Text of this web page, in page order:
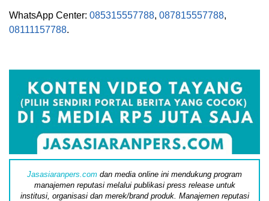
WhatsApp Center: 085315557788, 087815557788,
08111157788.
Jasasiaranpers.com dan media online ini mendukung program
manajemen reputasi melalui publikasi press release untuk
institusi, organisasi dan merek/brand produk. Manajemen reputasi